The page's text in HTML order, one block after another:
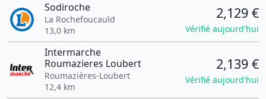
Sodiroche
La Rochefoucauld
13,0 km
2,129 €
Vérifié aujourd'hui
Intermarche
Roumazieres Loubert
Roumazières-Loubert
12,4 km
2,139 €
Vérifié aujourd'hui